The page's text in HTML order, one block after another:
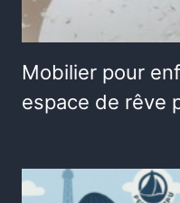
Mobilier pour
espace de rêve